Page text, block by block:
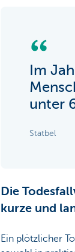
Im
unter
Statbel
Die
kurze und
Ein plötzlicher